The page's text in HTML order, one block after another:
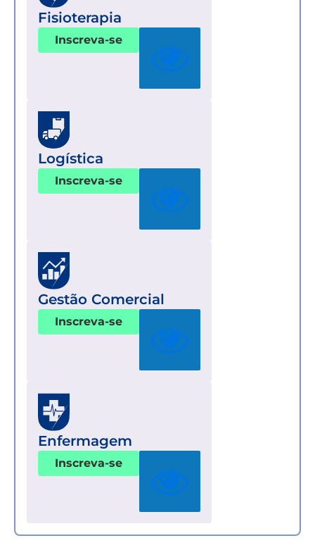
Fisioterapia
Inscreva-se
Logística
Inscreva-se
Gestão Comercial
Inscreva-se
Enfermagem
Inscreva-se